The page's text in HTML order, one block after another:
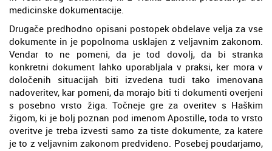
medicinske dokumentacije.
Drugače predhodno opisani postopek obdelave velja za vse
dokumente in je popolnoma usklajen z veljavnim zakonom.
Vendar to ne pomeni, da je tod dovolj, da bi stranka
konkretni dokument lahko uporabljala v praksi, ker mora v
določenih situacijah biti izvedena tudi tako imenovana
nadoveritev, kar pomeni, da morajo biti ti dokumenti overjeni
s posebno vrsto žiga. Točneje gre za overitev s Haškim
žigom, ki je bolj poznan pod imenom Apostille, toda to vrsto
overitve je treba izvesti samo za tiste dokumente, za katere
je to z veljavnim zakonom predvideno. Posebej poudarjamo,